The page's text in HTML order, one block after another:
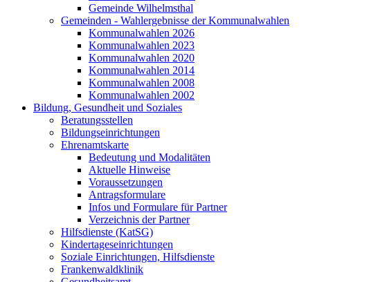
Gemeinde Wilhelmsthal
Gemeinden - Wahlergebnisse der Kommunalwahlen
Kommunalwahlen 2026
Kommunalwahlen 2023
Kommunalwahlen 2020
Kommunalwahlen 2014
Kommunalwahlen 2008
Kommunalwahlen 2002
Bildung, Gesundheit und Soziales
Beratungsstellen
Bildungseinrichtungen
Ehrenamtskarte
Bedeutung und Modalitäten
Aktuelle Hinweise
Voraussetzungen
Antragsformulare
Infos und Formulare für Partner
Verzeichnis der Partner
Hilfsdienste (KatSG)
Kindertageseinrichtungen
Soziale Einrichtungen, Hilfsdienste
Frankenwaldklinik